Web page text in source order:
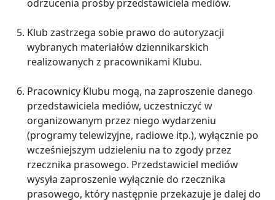
odrzucenia prośby przedstawiciela mediów.
Klub zastrzega sobie prawo do autoryzacji
wybranych materiałów dziennikarskich
realizowanych z pracownikami Klubu.
Pracownicy Klubu mogą, na zaproszenie danego
przedstawiciela mediów, uczestniczyć w
organizowanym przez niego wydarzeniu
(programy telewizyjne, radiowe itp.), wyłącznie po
wcześniejszym udzieleniu na to zgody przez
rzecznika prasowego. Przedstawiciel mediów
wysyła zaproszenie wyłącznie do rzecznika
prasowego, który następnie przekazuje je dalej do